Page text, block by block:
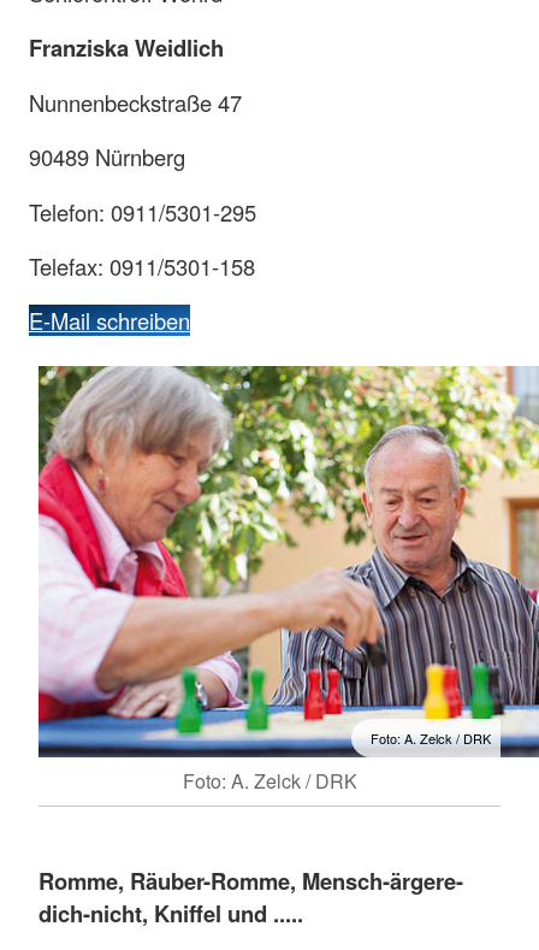
Franziska Weidlich
Nunnenbeckstraße 47
90489 Nürnberg
Telefon: 0911/5301-295
Telefax: 0911/5301-158
E-Mail schreiben
Foto: A. Zelck / DRK
Foto: A. Zelck / DRK
Romme, Räuber-Romme, Mensch-ärgere-
dich-nicht, Kniffel und .....